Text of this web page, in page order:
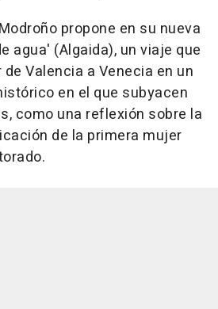
propone en su nueva
agua' (Algaida), un viaje que
Valencia a Venecia en un
en el que subyacen
como una reflexión sobre la
de la primera mujer